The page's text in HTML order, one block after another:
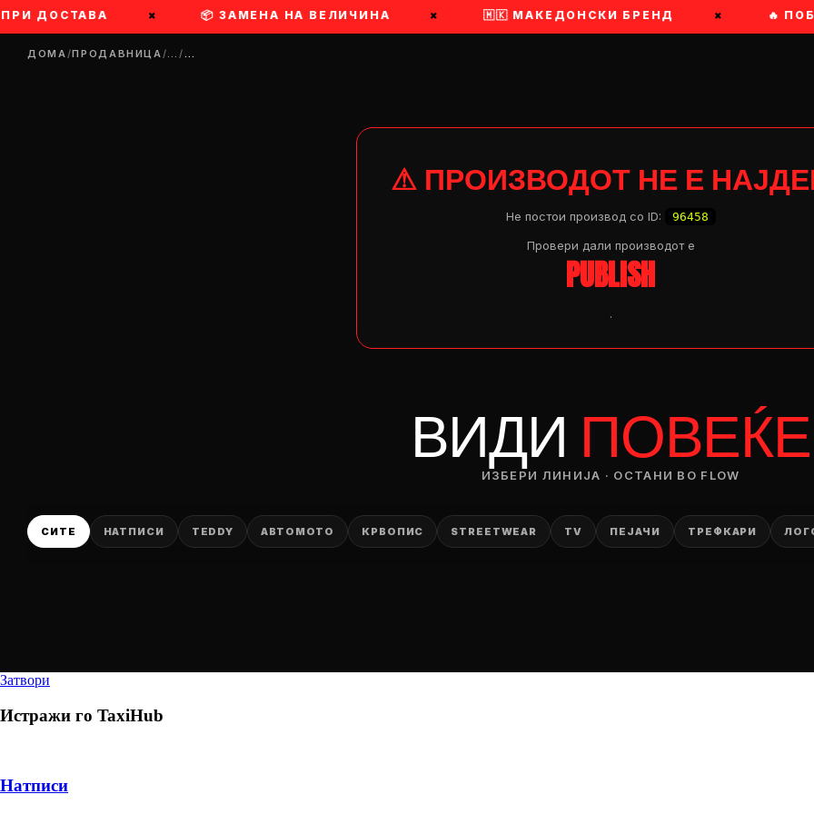
ДОСТАВА 📦 ЗАМЕНА НА ВЕЛИЧИНА 🇲🇰 МАКЕДОНСКИ БРЕНД 🔥
ДОМА/ПРОДАВНИЦА/…/…
⚠ ПРОИЗВОДОТ НЕ Е
Не постои производ со ID: 96458
Провери дали производот e
PUBLISH
.
ВИДИ ПОВЕЌЕ
ИЗБЕРИ ЛИНИЈА · ОСТАНИ ВО FLOW
СИТЕ НАТПИСИ TEDDY АВТОМОТО КРВОПИС STREETWEAR TV ПЕЈАЧИ ТРЕФКАРИ
Затвори
Истражи го TaxiHub
Натписи